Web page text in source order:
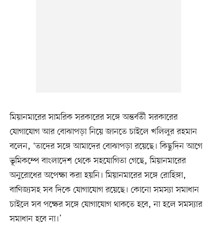
মিয়ানমারের সামরিক সরকারের সঙ্গে অন্তর্বর্তী সরকারের
যোগাযোগ আর বোঝাপড়া নিয়ে জানতে চাইলে খলিলুর রহমান
বলেন, ‘তাদের সঙ্গে আমাদের বোঝাপড়া রয়েছে। কিছুদিন আগে
ভূমিকম্পে বাংলাদেশ থেকে সহযোগিতা গেছে, মিয়ানমারের
অনুরোধের অপেক্ষা করা হয়নি। মিয়ানমারের সঙ্গে রোহিঙ্গা,
বাণিজ্যসহ সব দিকে যোগাযোগ রয়েছে। কোনো সমস্যা সমাধান
চাইলে সব পক্ষের সঙ্গে যোগাযোগ থাকতে হবে, না হলে সমস্যার
সমাধান হবে না।’